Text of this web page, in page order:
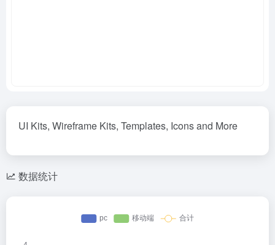
UI Kits, Wireframe Kits, Templates, Icons and More
数据统计